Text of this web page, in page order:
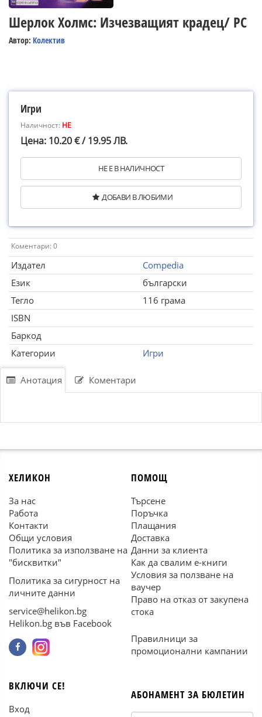
Шерлок Холмс: Изчезващият крадец/ PC
Автор: Колектив
Игри
Наличност: НЕ
Цена: 10.20 € / 19.95 ЛВ.
НЕ Е В НАЛИЧНОСТ
ДОБАВИ В ЛЮБИМИ
Коментари: 0
Издател
Compedia
Език
български
Тегло
116 грама
ISBN
Баркод
Категории
Игри
Анотация Коментари
ХЕЛИКОН
За нас
Работа
Контакти
Общи условия
Политика за използване на
"бисквитки"
Политика за сигурност на
личните данни
service@helikon.bg
Helikon.bg във Facebook
ПОМОЩ
Търсене
Поръчка
Плащания
Доставка
Данни за клиента
Как да свалим е-книги
Условия за ползване на
ваучер
Право на отказ от закупена
стока
Правилници за
промоционални кампании
ВКЛЮЧИ СЕ!
Вход
АБОНАМЕНТ ЗА БЮЛЕТИН